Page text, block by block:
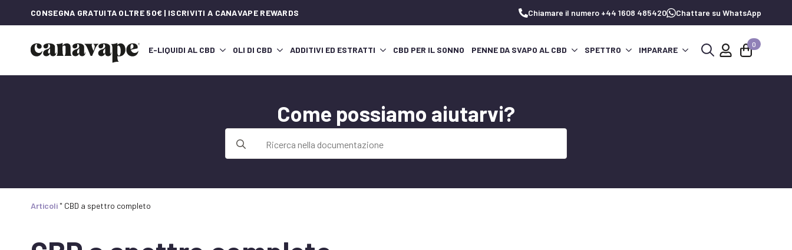
CONSEGNA GRATUITA OLTRE 50€ | ISCRIVITI A CANAVAPE REWARDS Chiamare il numero +44 1608 485420 Chattare su WhatsApp
E-LIQUIDI AL CBD OLI DI CBD ADDITIVI ED ESTRATTI CBD PER IL SONNO PENNE DA SVAPO AL CBD SPETTRO IMPARARE
0
Come possiamo aiutarvi?
per:
Articoli " CBD a spettro completo